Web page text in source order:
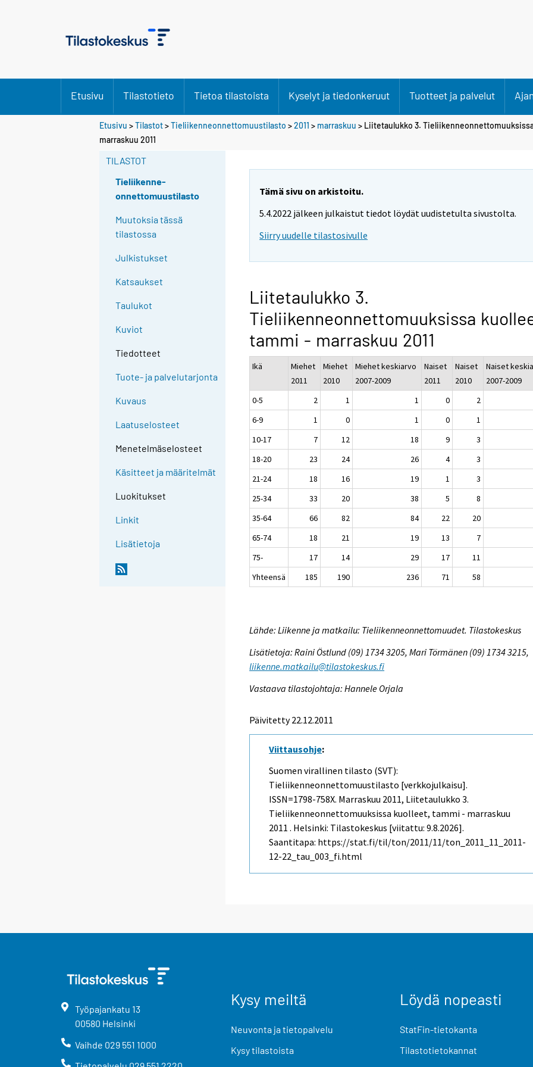
Etusivu Tilastotieto Tietoa tilastoista Kyselyt ja tiedonkeruut Tuotteet ja palvelut
Etusivu >Tilastot>Tieliikenneonnettomuustilasto >2011 > marraskuu > Liitetaulukko 3.
marraskuu 2011
TILASTOT
Tieliikenne-
onnettomuustilasto
Muutoksia tässä
tilastossa
Julkistukset
Katsaukset
Taulukot
Kuviot
Tiedotteet
Tuote- ja palvelutarjonta
Kuvaus
Laatuselosteet
Menetelmäselosteet
Käsitteet ja määritelmät
Luokitukset
Linkit
Lisätietoja
Tämä sivu on arkistoitu.
5.4.2022 jälkeen julkaistut tiedot löydät uudistetulta sivustolta.
Siirry uudelle tilastosivulle
Liitetaulukko 3.
Tieliikenneonnettomuuksissa
tammi - marraskuu 2011
Ikä
Miehet
2011
Miehet
2010
Miehet keskiarvo
2007-2009
Naiset
2011
Naiset
2010
Naiset
2007-2009
0-5
2 1 1 0 2
6-9
1 0 1 0 1
10-17
7 12 18 9 3
18-20
23 24 26 4 3
21-24
18 16 19 1 3
25-34
33 20 38 5 8
35-64
66 82 84 22 20
65-74
18 21 19 13 7
75-
17 14 29 17 11
Yhteensä
185 190 236 71 58
Lähde: Liikenne ja matkailu: Tieliikenneonnettomuudet. Tilastokeskus
Lisätietoja: Raini Östlund (09) 1734 3205, Mari Törmänen (09) 1734 3215,
liikenne.matkailu@tilastokeskus.fi
Vastaava tilastojohtaja: Hannele Orjala
Päivitetty 22.12.2011
Viittausohje:
Suomen virallinen tilasto (SVT):
Tieliikenneonnettomuustilasto [verkkojulkaisu].
ISSN=1798-758X. Marraskuu 2011, Liitetaulukko 3.
Tieliikenneonnettomuuksissa kuolleet, tammi - marraskuu
2011 . Helsinki: Tilastokeskus [viitattu: 9.8.2026].
Saantitapa: https://stat.fi/til/ton/2011/11/ton_2011_11_2011-
12-22_tau_003_fi.html
Työpajankatu 13
00580 Helsinki
Vaihde 029 551 1000
Kysy meiltä
Neuvonta ja tietopalvelu
Kysy tilastoista
Löydä nopeasti
StatFin-tietokanta
Tilastotietokannat